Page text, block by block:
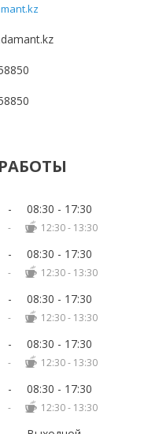
08:30 17:30
12:30 13:30
08:30 17:30
12:30 13:30
08:30 17:30
12:30 13:30
08:30 17:30
12:30 13:30
08:30 17:30
12:30 13:30